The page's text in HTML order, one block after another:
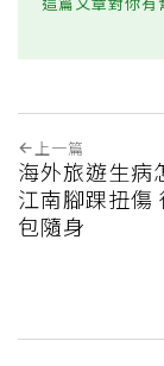
上一篇
海外旅遊生病
江南腳踝扭傷
包隨身